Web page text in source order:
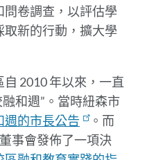
卷調查，以評估學
新的行動，擴大學
2010 年以來，一直
和週”。當時紐森市
週的市長公告
。而
事會發佈了一項決